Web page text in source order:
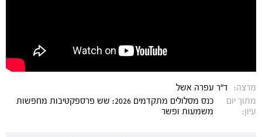
מרצה:
ד"ר עפרה אשל
מתוך יום
עיון:
כנס מסלולים מתקדמים 2026: שש פרספקטיבות מחפשות
משמעות ופשר